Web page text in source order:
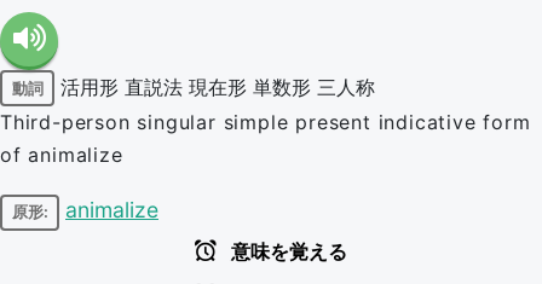
動詞 活用形 直説法 現在形 単数形 三人称
Third-person singular simple present indicative form
of animalize
原形: animalize
意味を覚える